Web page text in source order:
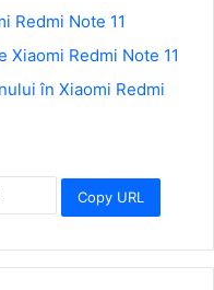
Redmi Note 11
Redmi Note 11
în Xiaomi Redmi
Copy URL